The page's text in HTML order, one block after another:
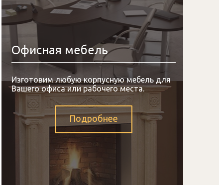
Офисная мебель
Изготовим любую корпусную мебель для
Вашего офиса или рабочего места.
Подробнее